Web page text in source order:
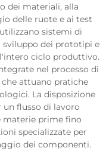
dei materiali, alla
delle ruote e ai test
sistemi di
sviluppo dei prototipi e
ciclo produttivo.
nel processo di
attuano pratiche
La disposizione
flusso di lavoro
materie prime fino
specializzate per
dei componenti.